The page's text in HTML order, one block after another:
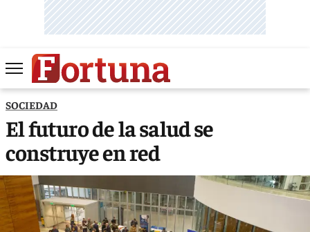
SOCIEDAD
El futuro de la salud se
construye en red